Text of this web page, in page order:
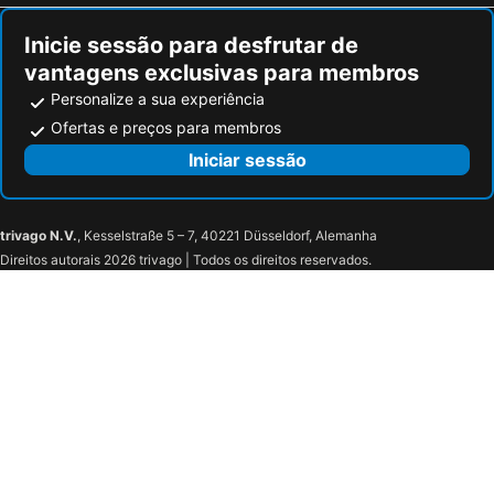
Sporthotel Bruurs
Gr8 Hotel Oosterhout
Landgoed Huize Bergen
Amrath Hotel Brabant
Inicie sessão para desfrutar de
vantagens exclusivas para membros
Personalize a sua experiência
Ofertas e preços para membros
Iniciar sessão
trivago N.V., Kesselstraße 5 – 7, 40221 Düsseldorf, Alemanha
Direitos autorais 2026 trivago | Todos os direitos reservados.